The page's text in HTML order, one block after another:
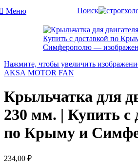
Меню Поиск
Нажмите, чтобы увеличить
AKSA MOTOR FAN
Крыльчатка для
230 мм. | Купить с
по Крыму и
234,00 ₽